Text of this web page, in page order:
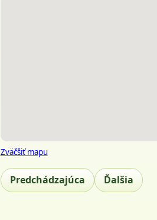
Zväčšiť mapu
Predchádzajúca Ďalšia